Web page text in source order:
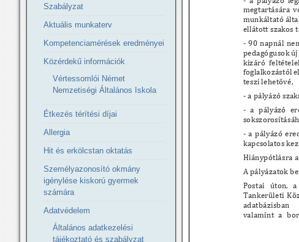
Szabályzat
Aktuális munkaterv
Kompetenciamérések eredményei
Közérdekű információk
Vértessomlói Német
Nemzetiségi Általános Iskola
Étkezés térítési díjai
Allergia
Hit és erkölcstan oktatás
Személyazonosító okmány
igénylése kiskorú gyermek
számára
Adatvédelem
Általános adatkezelési
tájékoztató és szabályzat